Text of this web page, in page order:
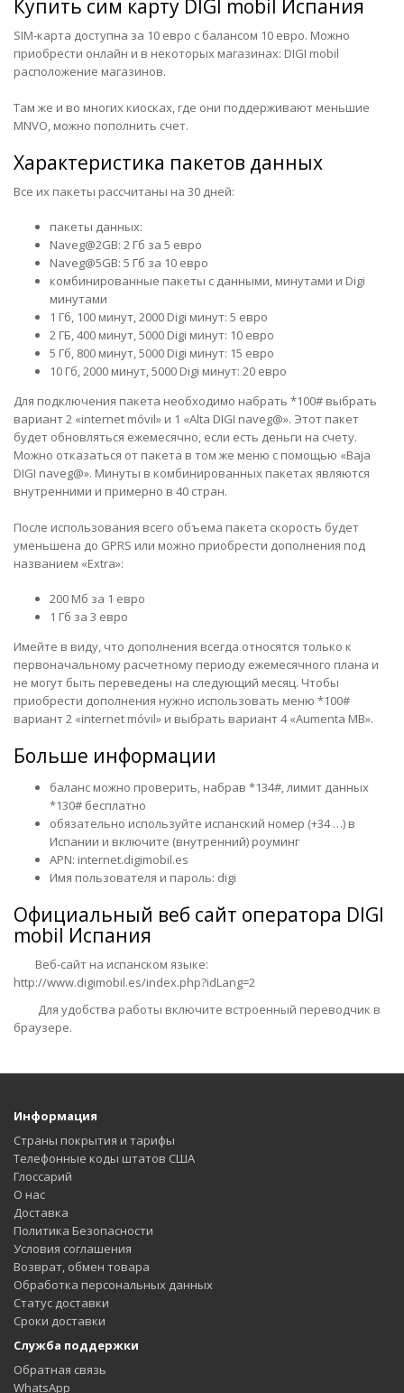
Купить сим карту DIGI mobil Испания
SIM-карта доступна за 10 евро с балансом 10 евро. Можно
приобрести онлайн и в некоторых магазинах: DIGI mobil
расположение магазинов.
Там же и во многих киосках, где они поддерживают меньшие
MNVO, можно пополнить счет.
Характеристика пакетов данных
Все их пакеты рассчитаны на 30 дней:
пакеты данных:
Naveg@2GB: 2 Гб за 5 евро
Naveg@5GB: 5 Гб за 10 евро
комбинированные пакеты с данными, минутами и Digi
минутами
1 Гб, 100 минут, 2000 Digi минут: 5 евро
2 ГБ, 400 минут, 5000 Digi минут: 10 евро
5 Гб, 800 минут, 5000 Digi минут: 15 евро
10 Гб, 2000 минут, 5000 Digi минут: 20 евро
Для подключения пакета необходимо набрать *100# выбрать
вариант 2 «internet móvil» и 1 «Alta DIGI naveg@». Этот пакет
будет обновляться ежемесячно, если есть деньги на счету.
Можно отказаться от пакета в том же меню с помощью «Baja
DIGI naveg@». Минуты в комбинированных пакетах являются
внутренними и примерно в 40 стран.
После использования всего объема пакета скорость будет
уменьшена до GPRS или можно приобрести дополнения под
названием «Extra»:
200 Мб за 1 евро
1 Гб за 3 евро
Имейте в виду, что дополнения всегда относятся только к
первоначальному расчетному периоду ежемесячного плана и
не могут быть переведены на следующий месяц. Чтобы
приобрести дополнения нужно использовать меню *100#
вариант 2 «internet móvil» и выбрать вариант 4 «Aumenta MB».
Больше информации
баланс можно проверить, набрав *134#, лимит данных
*130# бесплатно
обязательно используйте испанский номер (+34 …) в
Испании и включите (внутренний) роуминг
APN: internet.digimobil.es
Имя пользователя и пароль: digi
Официальный веб сайт оператора DIGI
mobil Испания
Веб-сайт на испанском языке:
http://www.digimobil.es/index.php?idLang=2
Для удобства работы включите встроенный переводчик в
браузере.
Информация
Страны покрытия и тарифы
Телефонные коды штатов США
Глоссарий
О нас
Доставка
Политика Безопасности
Условия соглашения
Возврат, обмен товара
Обработка персональных данных
Статус доставки
Сроки доставки
Служба поддержки
Обратная связь
WhatsApp